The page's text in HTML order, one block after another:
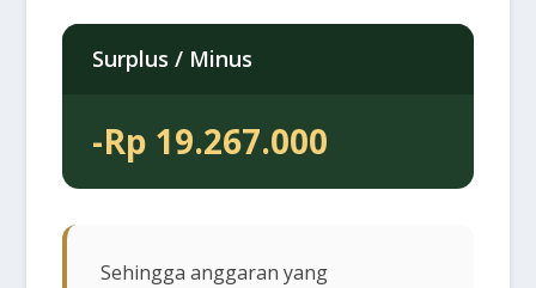
Surplus / Minus
-Rp 19.267.000
Sehingga anggaran yang